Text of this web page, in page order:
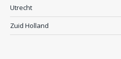
Utrecht
Zuid Holland